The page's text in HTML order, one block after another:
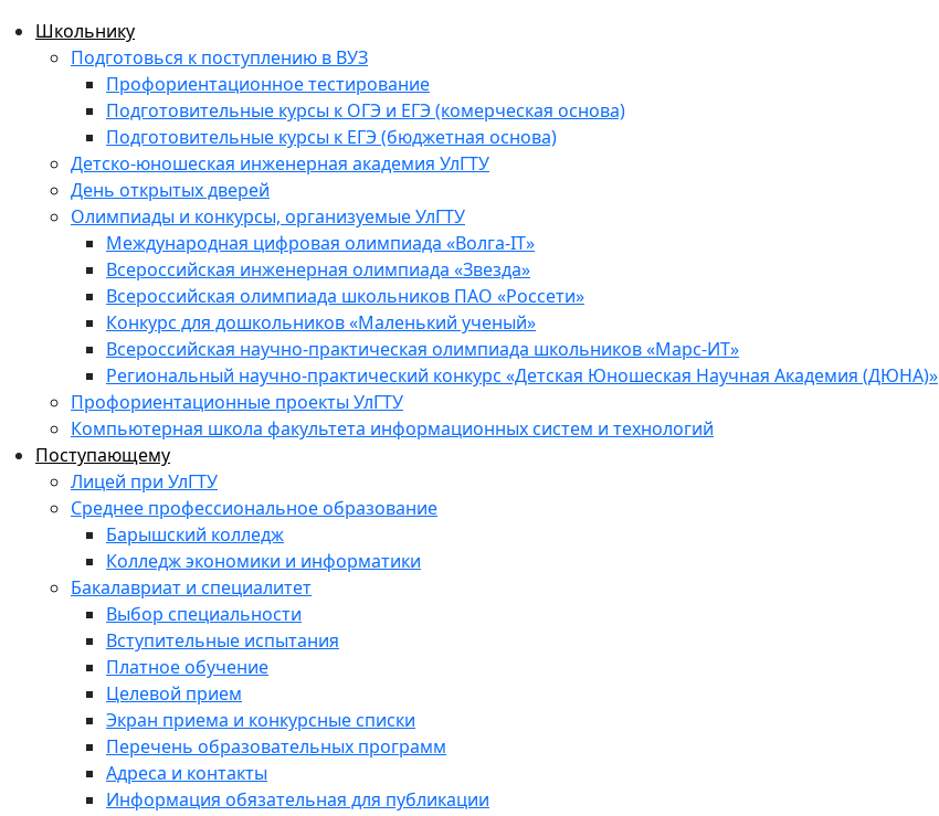
Школьнику
Подготовься к поступлению в ВУЗ
Профориентационное тестирование
Подготовительные курсы к ОГЭ и ЕГЭ (комерческая основа)
Подготовительные курсы к ЕГЭ (бюджетная основа)
Детско-юношеская инженерная академия УлГТУ
День открытых дверей
Олимпиады и конкурсы, организуемые УлГТУ
Международная цифровая олимпиада «Волга-IT»
Всероссийская инженерная олимпиада «Звезда»
Всероссийская олимпиада школьников ПАО «Россети»
Конкурс для дошкольников «Маленький ученый»
Всероссийская научно-практическая олимпиада школьников «Марс-ИТ»
Региональный научно-практический конкурс «Детская Юношеская Научная Академия (ДЮНА)»
Профориентационные проекты УлГТУ
Компьютерная школа факультета информационных систем и технологий
Поступающему
Лицей при УлГТУ
Среднее профессиональное образование
Барышский колледж
Колледж экономики и информатики
Бакалавриат и специалитет
Выбор специальности
Вступительные испытания
Платное обучение
Целевой прием
Экран приема и конкурсные списки
Перечень образовательных программ
Адреса и контакты
Информация обязательная для публикации